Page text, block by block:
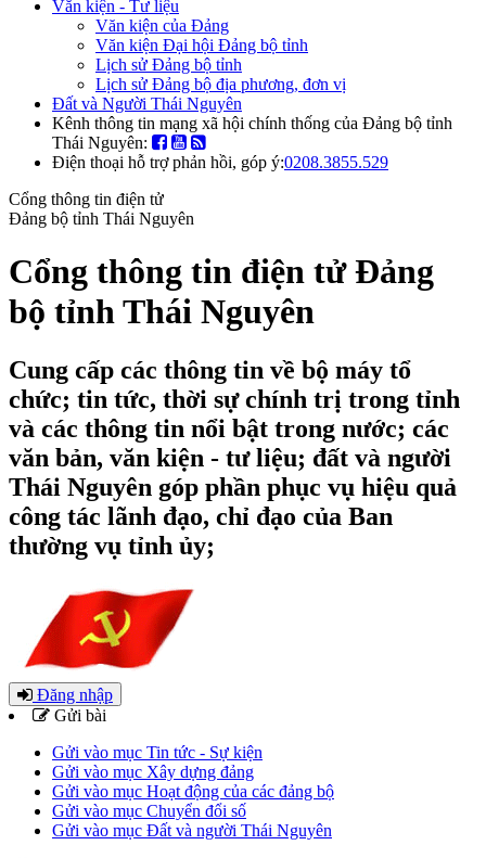
Văn kiện - Tư liệu
Văn kiện của Đảng
Văn kiện Đại hội Đảng bộ tỉnh
Lịch sử Đảng bộ tỉnh
Lịch sử Đảng bộ địa phương, đơn vị
Đất và Người Thái Nguyên
Kênh thông tin mạng xã hội chính thống của Đảng bộ tỉnh
Thái Nguyên:
Điện thoại hỗ trợ phản hồi, góp ý:0208.3855.529
Cổng thông tin điện tử
Đảng bộ tỉnh Thái Nguyên
Cổng thông tin điện tử Đảng
bộ tỉnh Thái Nguyên
Cung cấp các thông tin về bộ máy tổ
chức; tin tức, thời sự chính trị trong tỉnh
và các thông tin nổi bật trong nước; các
văn bản, văn kiện - tư liệu; đất và người
Thái Nguyên góp phần phục vụ hiệu quả
công tác lãnh đạo, chỉ đạo của Ban
thường vụ tỉnh ủy;
Đăng nhập
Gửi bài
Gửi vào mục Tin tức - Sự kiện
Gửi vào mục Xây dựng đảng
Gửi vào mục Hoạt động của các đảng bộ
Gửi vào mục Chuyển đổi số
Gửi vào mục Đất và người Thái Nguyên